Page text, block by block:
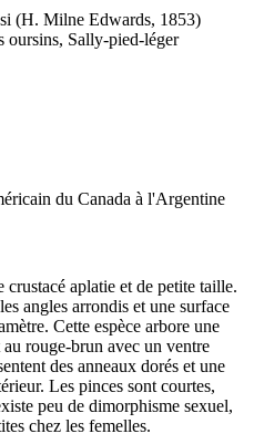
(H. Milne Edwards, 1853)
oursins, Sally-pied-léger
du Canada à l'Argentine
crustacé aplatie et de petite taille.
angles arrondis et une surface
Cette espèce arbore une
rouge-brun avec un ventre
des anneaux dorés et une
Les pinces sont courtes,
peu de dimorphisme sexuel,
chez les femelles.